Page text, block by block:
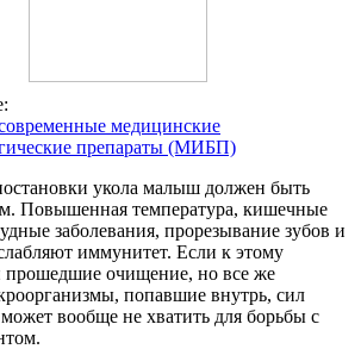
медицинские
препараты (МИБП)
укола малыш должен быть
Повышенная температура, кишечные
заболевания, прорезывание зубов и
иммунитет. Если к этому
прошедшие очищение, но все же
попавшие внутрь, сил
вообще не хватить для борьбы с